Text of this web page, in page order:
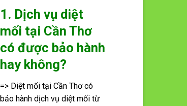
1. Dịch vụ diệt
mối tại Cần Thơ
có được bảo hành
hay không?
=> Diệt mối tại Cần Thơ có
bảo hành dịch vụ diệt mối từ